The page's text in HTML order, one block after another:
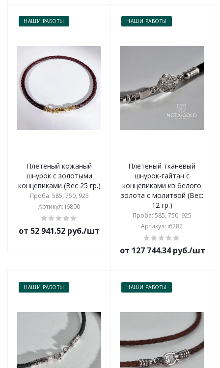
НАШИ РАБОТЫ
Плетеный кожаный
шнурок с золотыми
концевиками (Вес 25 гр.)
Проба: 585, 750, 925
Артикул: i6800
от 52 941.52 руб./шт
НАШИ РАБОТЫ
Плетёный тканевый
шнурок-гайтан с
концевиками из белого
золота с молитвой (Вес:
12 гр.)
Проба: 585, 750, 925
Артикул: i6282
от 127 744.34 руб./шт
НАШИ РАБОТЫ НАШИ РАБОТЫ